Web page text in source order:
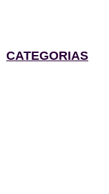
CATEGORIAS